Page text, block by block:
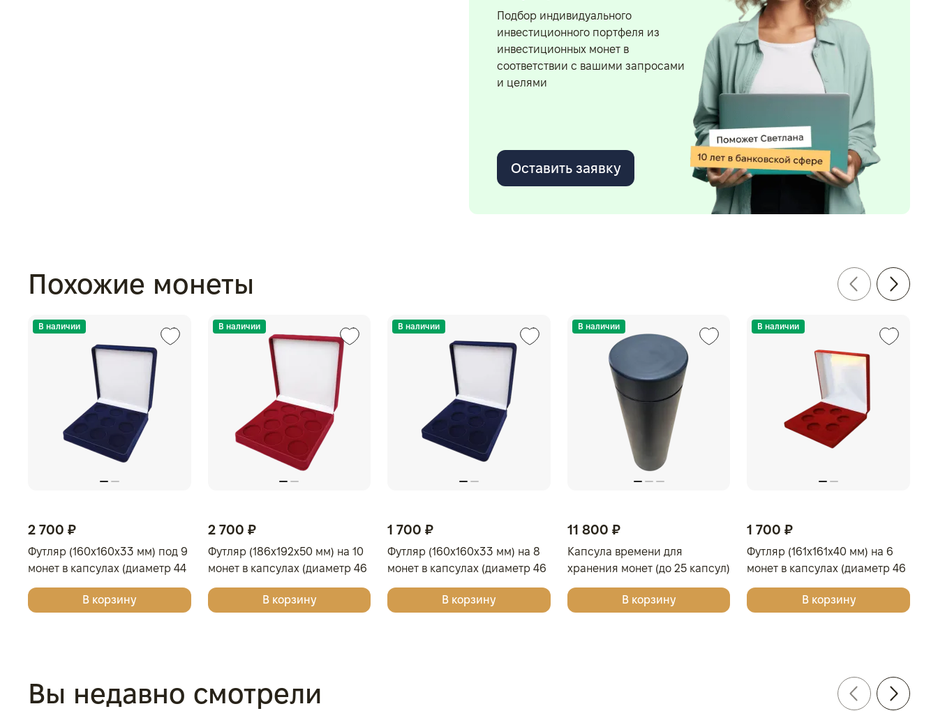
Подбор индивидуального
инвестиционного портфеля из
инвестиционных монет в
соответствии с вашими запросами
и целями
Оставить заявку
Похожие монеты
В наличии
2 700 ₽
Футляр (160x160x33 мм) под 9
монет в капсулах (диаметр 44
мм), светло-бордовый
В корзину
В наличии
2 700 ₽
Футляр (186x192x50 мм) на 10
монет в капсулах (диаметр 46
мм), светло-бордовый
В корзину
В наличии
1 700 ₽
Футляр (160x160x33 мм) на 8
монет в капсулах (диаметр 46
мм), светло-бордовый
В корзину
В наличии
11 800 ₽
Капсула времени для
хранения монет (до 25 капсул)
В корзину
В наличии
1 700 ₽
Футляр (161x161x40 мм) на 6
монет в капсулах (диаметр 46
мм), тёмно-синий
В корзину
Вы недавно смотрели